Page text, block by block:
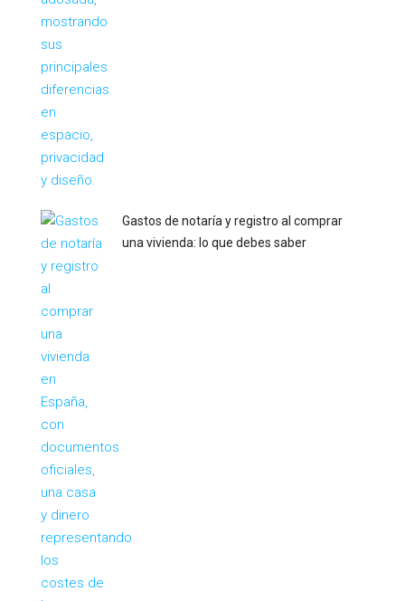
Gastos de notaría y registro al comprar
una vivienda: lo que debes saber